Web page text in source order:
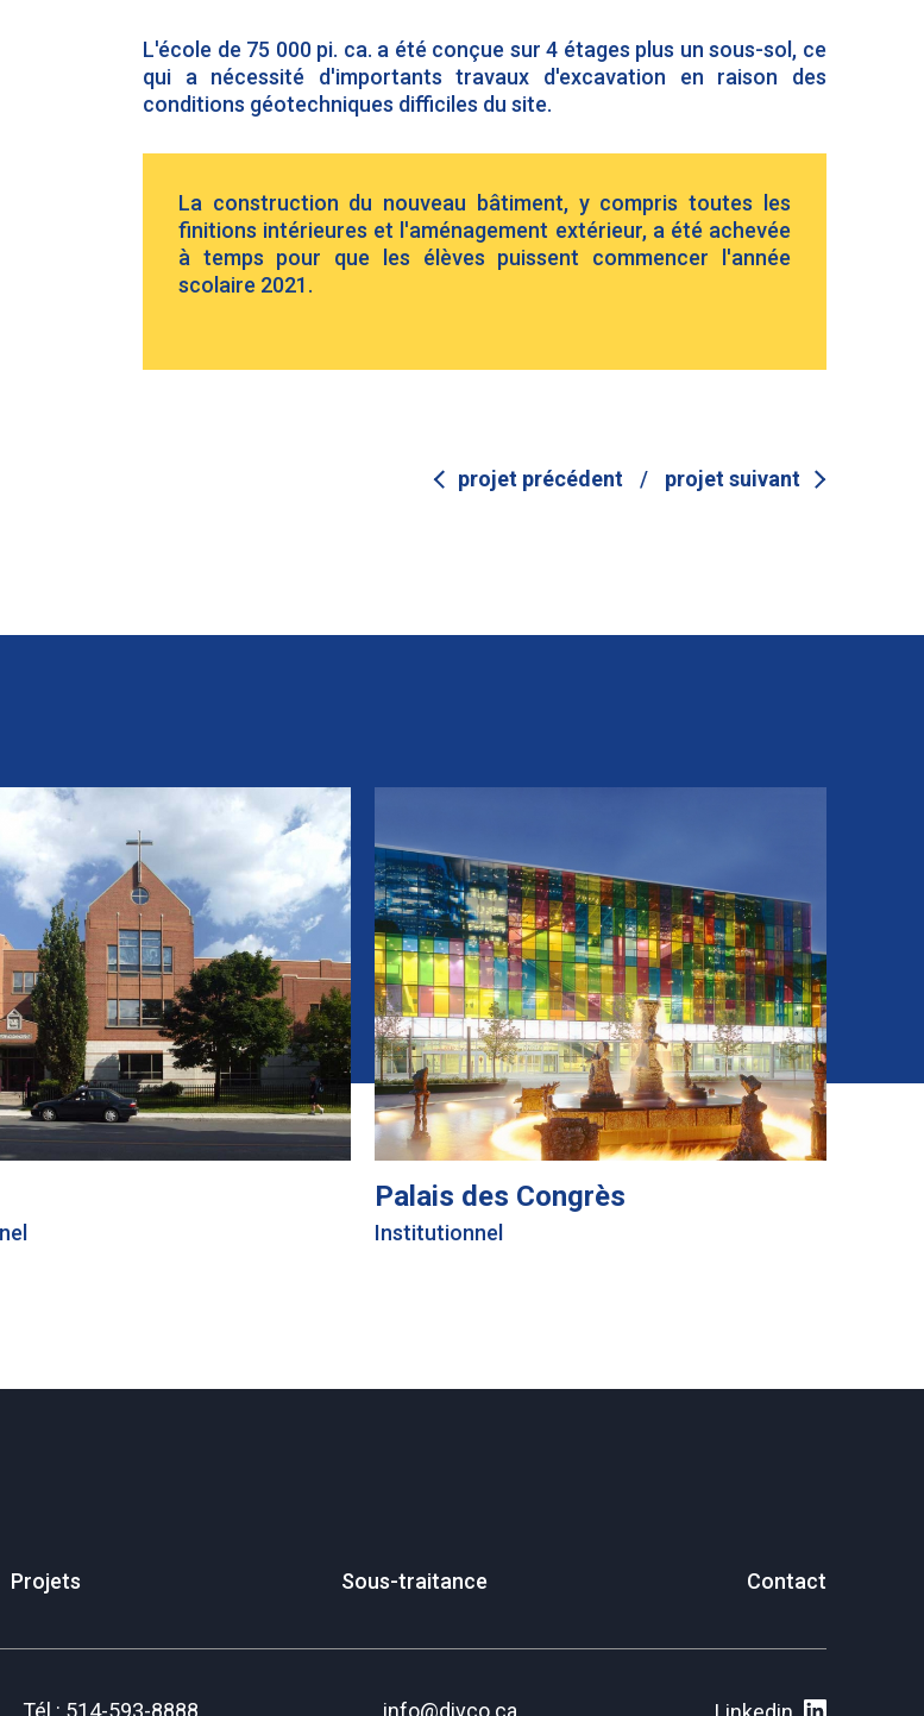
L'école de 75 000 pi. ca. a été conçue sur 4 étages plus un sous-sol, ce
qui a nécessité d'importants travaux d'excavation en raison des
conditions géotechniques difficiles du site.
La construction du nouveau bâtiment, y compris toutes les
finitions intérieures et l'aménagement extérieur, a été achevée
à temps pour que les élèves puissent commencer l'année
scolaire 2021.
projet précédent / projet suivant
Palais des Congrès
Institutionnel
Projets Sous-traitance Contact
Tél.: 514-593-8888 info@divco.ca